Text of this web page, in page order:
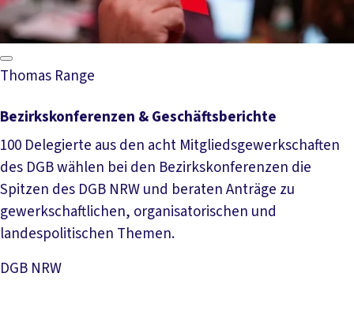
Thomas Range
Bezirkskonferenzen & Geschäftsberichte
100 Delegierte aus den acht Mitgliedsgewerkschaften
des DGB wählen bei den Bezirkskonferenzen die
Spitzen des DGB NRW und beraten Anträge zu
gewerkschaftlichen, organisatorischen und
landespolitischen Themen.
DGB NRW